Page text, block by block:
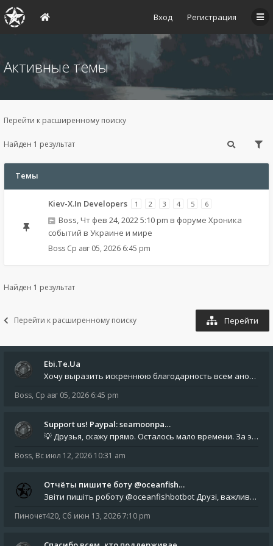
Вход Регистрация
Активные темы
Перейти к расширенному поиску
Найден 1 результат
Темы
Kiev-X.In Developers 1 2 3 4 5 6
Boss, Чт фев 24, 2022 5:10 pm в форуме Хроника
событий в Украине и мире
Boss Ср авг 05, 2026 6:45 pm
Найден 1 результат
Перейти к расширенному поиску Перейти
Ebi.Te.Ua
Хочу выразить искреннюю благодарность всем анонимным пользователям, которые поддержали наше сообщество финансово. Благод
Boss, Ср авг 05, 2026 6:45 pm
Support us! Paypal: seamoonpa…
💡 Друзья, скажу прямо. Осталось мало времени. За это время нам нужно закрыть последние обязательные расходы: около 500
Boss, Вс июл 12, 2026 10:31 am
Отчёты пишите боту @oceanfish…
Звіти пишіть роботу @oceanfishbotbot Друзі, важливе повідомлення для учасників форума. Основне звернення опублікован
Пиночет420, Сб июн 13, 2026 7:10 pm